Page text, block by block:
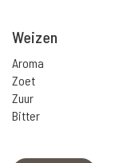
Weizen
Aroma
Zoet
Zuur
Bitter